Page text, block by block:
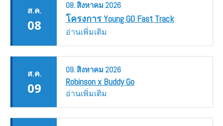
ส.ค.
08
08.สิงหาคม 2026
โครงการ Young GO Fast Track
อ่านเพิ่มเติม
ส.ค.
09
09.สิงหาคม 2026
Robinson x Buddy Go
อ่านเพิ่มเติม